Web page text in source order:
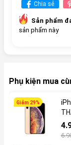
Chia sẻ
Sản phẩm
sản phẩm này
Phụ kiện mua
Giảm 29%